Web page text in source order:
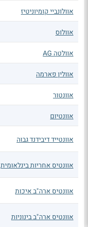
אוולונביי קומיוניטיז
אוולוס
אוולטה AG
אוולין פארמה
אוונטור
אוונטיום
אוונטייד דיבידנד גבוה
אוונטיס אחריות בינלאומית
אוונטיס ארה"ב איכות
אוונטיס ארה"ב בינוניות